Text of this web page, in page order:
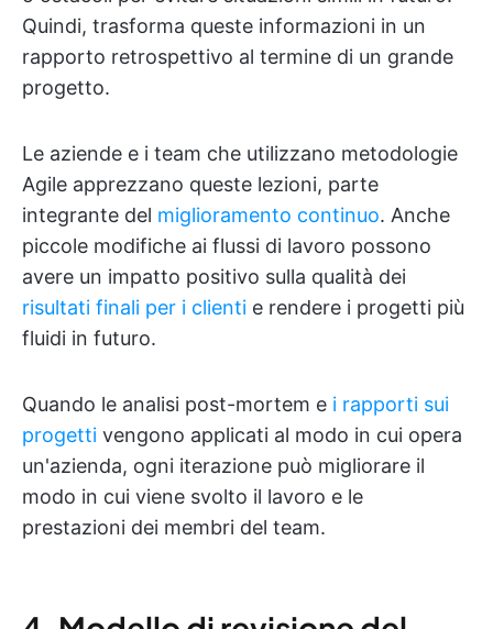
Quindi, trasforma queste informazioni in un
rapporto retrospettivo al termine di un grande
progetto.
Le aziende e i team che utilizzano metodologie
Agile apprezzano queste lezioni, parte
integrante del miglioramento continuo. Anche
piccole modifiche ai flussi di lavoro possono
avere un impatto positivo sulla qualità dei
risultati finali per i clienti e rendere i progetti più
fluidi in futuro.
Quando le analisi post-mortem e i rapporti sui
progetti vengono applicati al modo in cui opera
un'azienda, ogni iterazione può migliorare il
modo in cui viene svolto il lavoro e le
prestazioni dei membri del team.